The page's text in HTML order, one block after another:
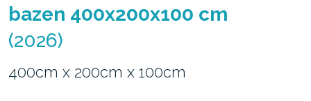
bazen 400x200x100 cm
(2026)
400cm x 200cm x 100cm